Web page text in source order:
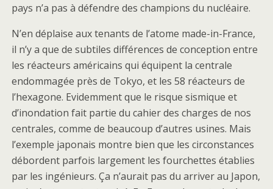
pays n’a pas à défendre des champions du nucléaire.
N’en déplaise aux tenants de l’atome made-in-France,
il n’y a que de subtiles différences de conception entre
les réacteurs américains qui équipent la centrale
endommagée près de Tokyo, et les 58 réacteurs de
l’hexagone. Evidemment que le risque sismique et
d’inondation fait partie du cahier des charges de nos
centrales, comme de beaucoup d’autres usines. Mais
l’exemple japonais montre bien que les circonstances
débordent parfois largement les fourchettes établies
par les ingénieurs. Ça n’aurait pas du arriver au Japon,